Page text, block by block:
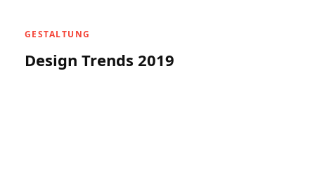
GESTALTUNG
Design Trends 2019